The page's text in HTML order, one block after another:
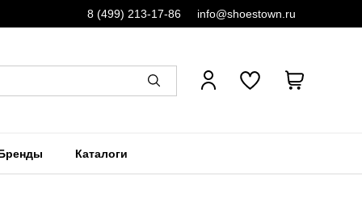
8 (499) 213-17-86 info@shoestown.ru
Каталоги